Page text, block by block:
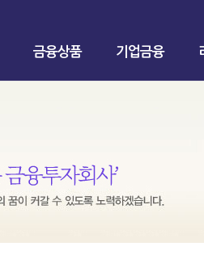
금융상품 기업금융